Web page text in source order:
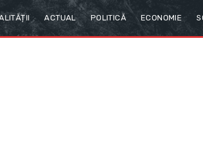
ACTUAL POLITICĂ ECONOMIE